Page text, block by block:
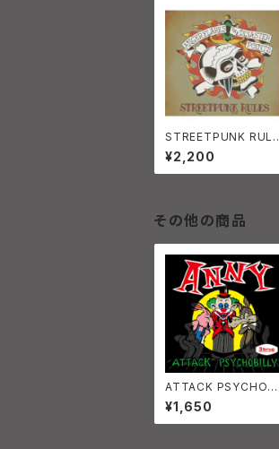
STREETPUNK RULE
S THE DISASTER P
OINTS 、 ANGER FLA
RES
¥2,200
その他の商品
ATTACK PSYCHOBI
LLY ANNY (JPN/PSY
CHOBILLY)
¥1,650